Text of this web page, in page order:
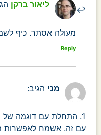
ליאור ברקן
מעולה אסתר. כיף
Reply
מני הגיב:
1. התחלת עם דוגמה של
עם זה. אשמח לאפשרות